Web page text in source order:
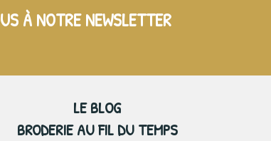
À NOTRE NEWSLETTER
LE BLOG
BRODERIE AU FIL DU TEMPS